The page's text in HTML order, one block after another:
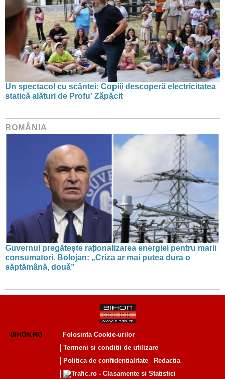
Un spectacol cu scântei: Copiii descoperă electricitatea
statică alături de Profu' Zăpăcit
ROMÂNIA
Guvernul pregătește raționalizarea energiei pentru marii
consumatori. Bolojan: „Criza ar mai putea dura o
săptămână, două”
BIHON.RO
Folosinta Cookie-urilor
Termeni si conditii de utilizare
Politica de confidentialitate
Redactia